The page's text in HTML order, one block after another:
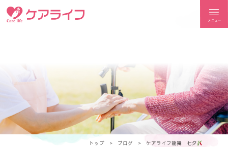
トップ ブログ ケアライフ龍舞 七夕